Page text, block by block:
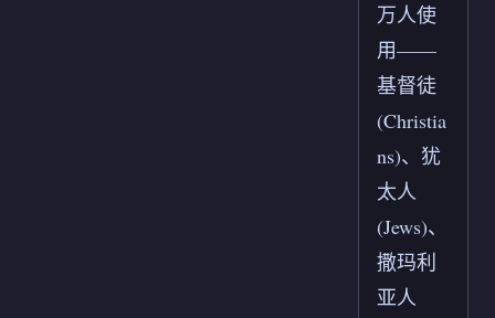
万人使
用——
基督徒
(Christia
ns)、犹
太人
(Jews)、
撒玛利
亚人